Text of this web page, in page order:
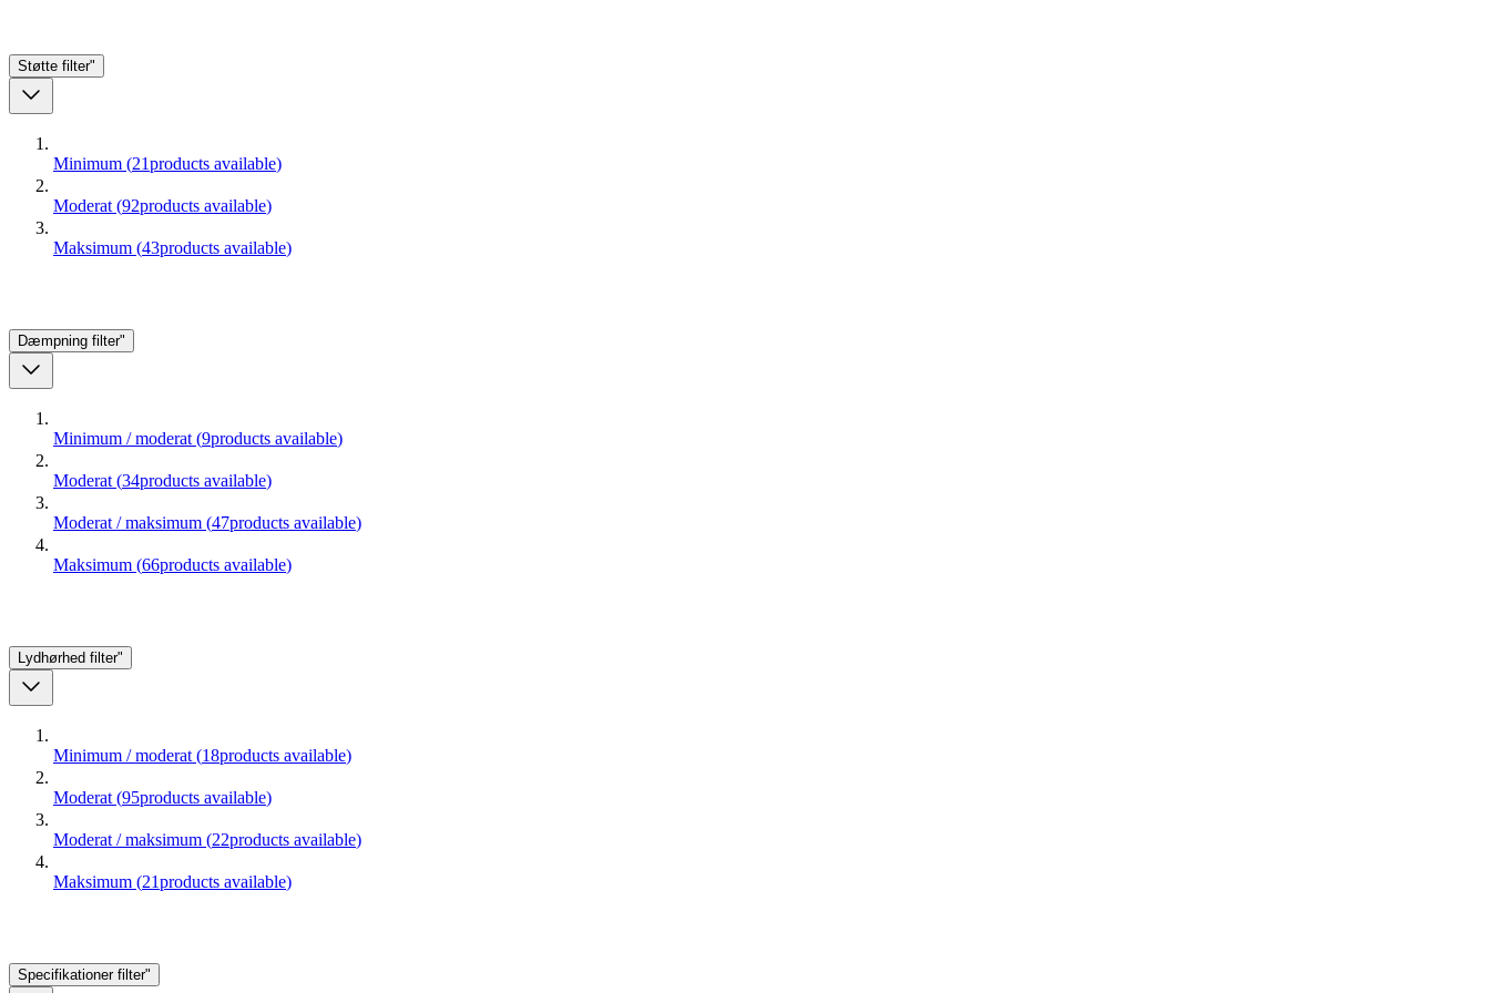
Støtte filter"
Minimum (21products available)
Moderat (92products available)
Maksimum (43products available)
Dæmpning filter"
Minimum / moderat (9products available)
Moderat (34products available)
Moderat / maksimum (47products available)
Maksimum (66products available)
Lydhørhed filter"
Minimum / moderat (18products available)
Moderat (95products available)
Moderat / maksimum (22products available)
Maksimum (21products available)
Specifikationer filter"